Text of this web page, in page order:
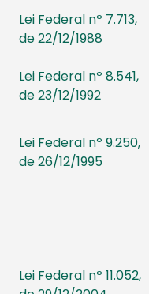
Lei Federal nº 7.713,
de 22/12/1988
Lei Federal nº 8.541,
de 23/12/1992
Lei Federal nº 9.250,
de 26/12/1995
Lei Federal nº 11.052,